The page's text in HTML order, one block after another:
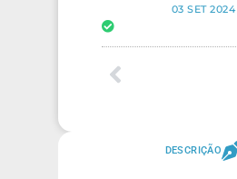
03 SET 2024
DESCRIÇÃO